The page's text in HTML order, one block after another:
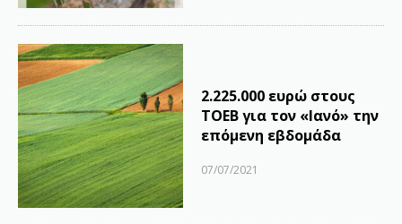
2.225.000 ευρώ στους
ΤΟΕΒ για τον «Ιανό» την
επόμενη εβδομάδα
07/07/2021